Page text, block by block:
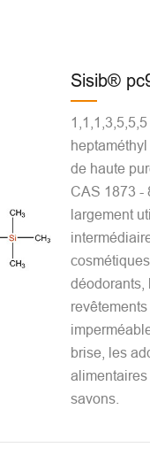
Sisib®
1,1,1,3,5,5,5
de haute
CAS 1873 -
largement
déodorants,
revêtements
brise, les
savons.